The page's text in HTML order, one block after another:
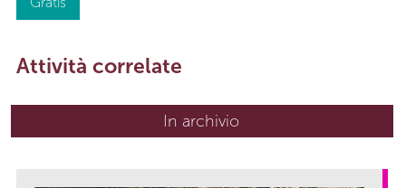
Attività correlate
In archivio